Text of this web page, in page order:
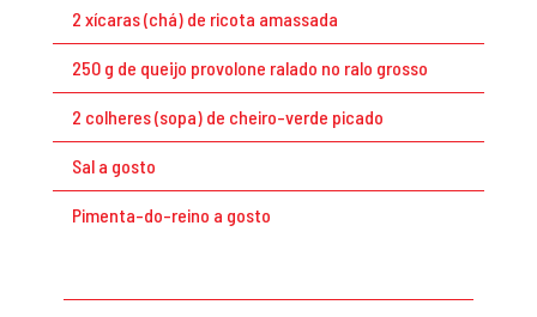
2 xícaras (chá) de ricota amassada
250 g de queijo provolone ralado no ralo grosso
2 colheres (sopa) de cheiro-verde picado
Sal a gosto
Pimenta-do-reino a gosto